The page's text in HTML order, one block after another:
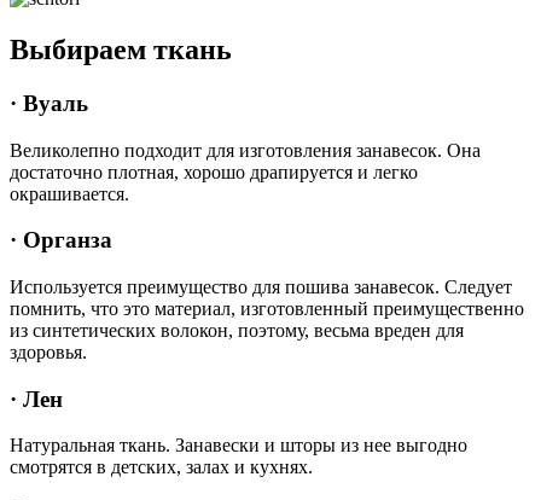
Выбираем ткань
· Вуаль
Великолепно подходит для изготовления занавесок. Она
достаточно плотная, хорошо драпируется и легко
окрашивается.
· Органза
Используется преимущество для пошива занавесок. Следует
помнить, что это материал, изготовленный преимущественно
из синтетических волокон, поэтому, весьма вреден для
здоровья.
· Лен
Натуральная ткань. Занавески и шторы из нее выгодно
смотрятся в детских, залах и кухнях.